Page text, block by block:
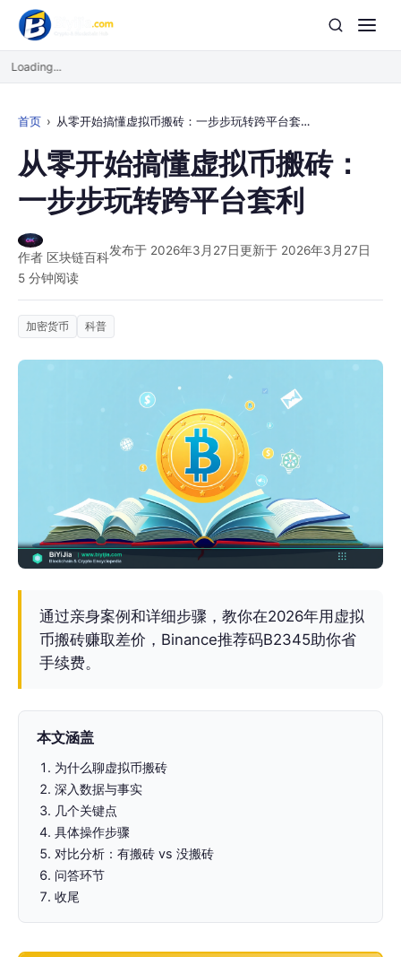
Loading...
首页 从零开始搞懂虚拟币搬砖：一步步玩转跨平台套利
从零开始搞懂虚拟币搬砖：
一步步玩转跨平台套利
作者 区块链百科发布于 2026年3月27日更新于 2026年3月27日
5 分钟阅读
加密货币 科普
通过亲身案例和详细步骤，教你在2026年用虚拟
币搬砖赚取差价，Binance推荐码B2345助你省
手续费。
本文涵盖
为什么聊虚拟币搬砖
深入数据与事实
几个关键点
具体操作步骤
对比分析：有搬砖 vs 没搬砖
问答环节
收尾